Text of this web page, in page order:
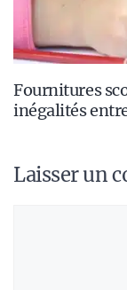
Fournitures
inégalités
Laisser un